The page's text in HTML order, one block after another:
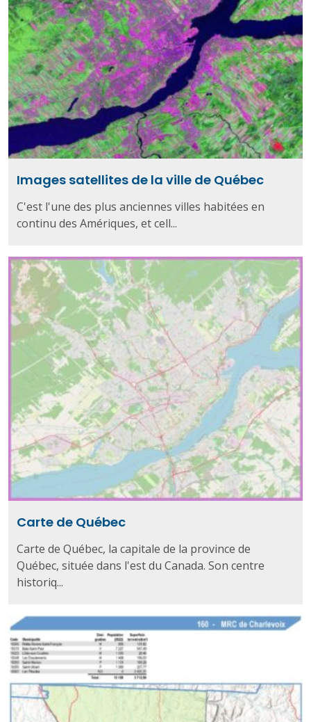
Images satellites de la ville de Québec
C'est l'une des plus anciennes villes habitées en
continu des Amériques, et cell...
Carte de Québec
Carte de Québec, la capitale de la province de
Québec, située dans l'est du Canada. Son centre
historiq...